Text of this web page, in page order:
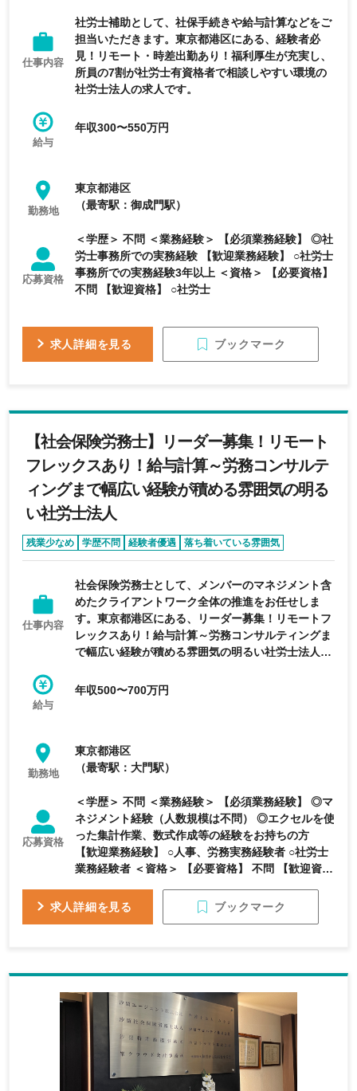
仕事内容
社労士補助として、社保手続きや給与計算などをご
担当いただきます。東京都港区にある、経験者必
見！リモート・時差出勤あり！福利厚生が充実し、
所員の7割が社労士有資格者で相談しやすい環境の
社労士法人の求人です。
給与
年収300〜550万円
勤務地
東京都港区
（最寄駅：御成門駅）
応募資格
＜学歴＞ 不問 ＜業務経験＞ 【必須業務経験】 ◎社
労士事務所での実務経験 【歓迎業務経験】 ○社労士
事務所での実務経験3年以上 ＜資格＞ 【必要資格】
不問 【歓迎資格】 ○社労士
求人詳細を見る ブックマーク
【社会保険労務士】リーダー募集！リモート
フレックスあり！給与計算～労務コンサルテ
ィングまで幅広い経験が積める雰囲気の明る
い社労士法人
残業少なめ 学歴不問 経験者優遇
落ち着いている雰囲気
リモートワーク可能
仕事内容
社会保険労務士として、メンバーのマネジメント含
めたクライアントワーク全体の推進をお任せしま
す。東京都港区にある、リーダー募集！リモートフ
レックスあり！給与計算～労務コンサルティングま
で幅広い経験が積める雰囲気の明るい社労士法人の
給与
年収500〜700万円
勤務地
東京都港区
（最寄駅：大門駅）
応募資格
＜学歴＞ 不問 ＜業務経験＞ 【必須業務経験】 ◎マ
ネジメント経験（人数規模は不問） ◎エクセルを使
った集計作業、数式作成等の経験をお持ちの方
【歓迎業務経験】 ○人事、労務実務経験者 ○社労士
業務経験者 ＜資格＞ 【必要資格】 不問 【歓迎資
仕事ができる方、したい方 当事者意識、チャレン
求人詳細を見る ブックマーク